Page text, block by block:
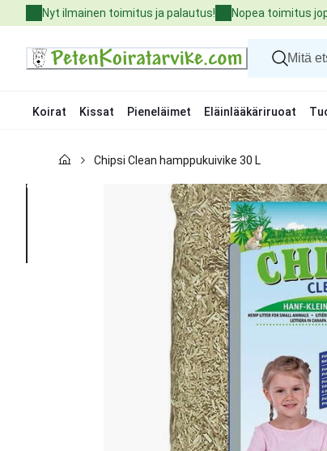
to
Nyt ilmainen toimitus ja palautus! Nopea toimitus
Koirat Kissat Pieneläimet Eläinlääkäriruoat
Kissat
Chipsi Clean hamppukuivike 30 L